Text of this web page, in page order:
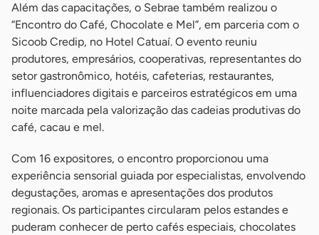
Além das capacitações, o Sebrae também realizou o
“Encontro do Café, Chocolate e Mel”, em parceria com o
Sicoob Credip, no Hotel Catuaí. O evento reuniu
produtores, empresários, cooperativas, representantes do
setor gastronômico, hotéis, cafeterias, restaurantes,
influenciadores digitais e parceiros estratégicos em uma
noite marcada pela valorização das cadeias produtivas do
café, cacau e mel.
Com 16 expositores, o encontro proporcionou uma
experiência sensorial guiada por especialistas, envolvendo
degustações, aromas e apresentações dos produtos
regionais. Os participantes circularam pelos estandes e
puderam conhecer de perto cafés especiais, chocolates